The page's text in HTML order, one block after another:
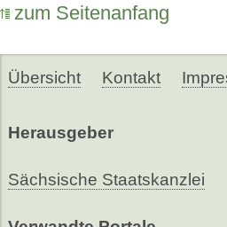
zum Seitenanfang
Übersicht Kontakt
Herausgeber
Sächsische Staatskanzlei